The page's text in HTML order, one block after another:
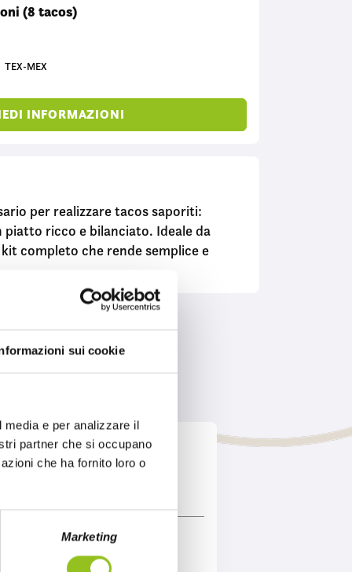
sui cookie
e per analizzare il
partner che si occupano
che ha fornito loro o
Marketing
(8 tacos)
TEX-MEX
INFORMAZIONI
per realizzare tacos saporiti:
ricco e bilanciato. Ideale da
completo che rende semplice e